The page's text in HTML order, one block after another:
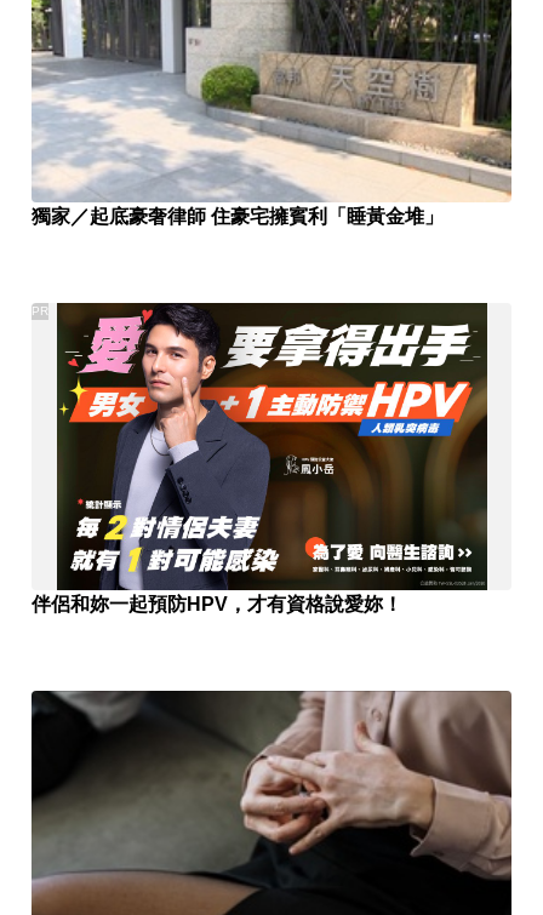
獨家／起底豪奢律師 住豪宅擁賓利「睡黃金堆」
伴侶和妳一起預防HPV，才有資格說愛妳！
PR